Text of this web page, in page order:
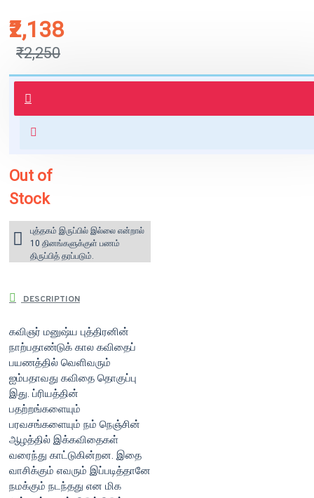
₹2,138
₹2,250
புத்தகம் 3 - 7 நாட்களில் அனுப்பி
வைக்கப்படும்.
for orders above ₹1000 within
Out of
Stock
புத்தகம் இருப்பில் இல்லை என்றால்
10 தினங்களுக்குள் பணம்
திருப்பித் தரப்படும்.
DESCRIPTION
கவிஞர் மனுஷ்ய புத்திரனின்
நாற்பதாண்டுக்‌ கால கவிதைப்
பயணத்தில் வெளிவரும்
ஐம்பதாவது கவிதை தொகுப்பு
இது. ப்ரியத்தின்
பதற்றங்களையும்
பரவசங்களையும் நம் நெஞ்சின்
ஆழத்தில் இக்கவிதைகள்
வரைந்து காட்டுகின்றன. இதை
வாசிக்கும் எவரும் இப்படித்தானே
நமக்கும் நடந்தது என மிக